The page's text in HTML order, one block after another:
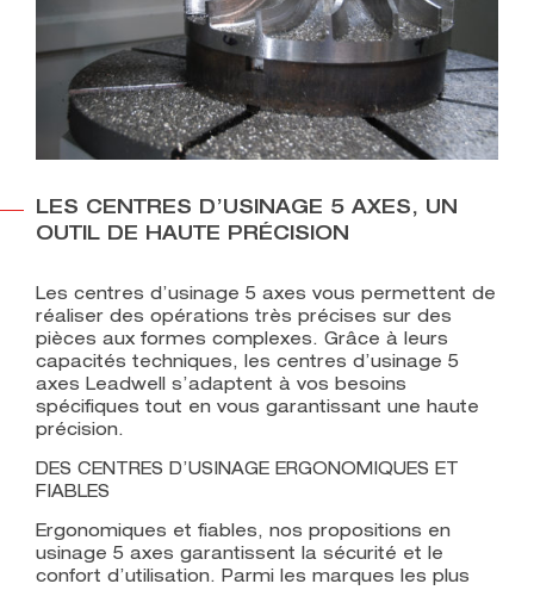
LES CENTRES D’USINAGE 5 AXES, UN
OUTIL DE HAUTE PRÉCISION
Les centres d’usinage 5 axes vous permettent de
réaliser des opérations très précises sur des
pièces aux formes complexes. Grâce à leurs
capacités techniques, les centres d’usinage 5
axes Leadwell s’adaptent à vos besoins
spécifiques tout en vous garantissant une haute
précision.
DES CENTRES D’USINAGE ERGONOMIQUES ET
FIABLES
Ergonomiques et fiables, nos propositions en
usinage 5 axes garantissent la sécurité et le
confort d’utilisation. Parmi les marques les plus